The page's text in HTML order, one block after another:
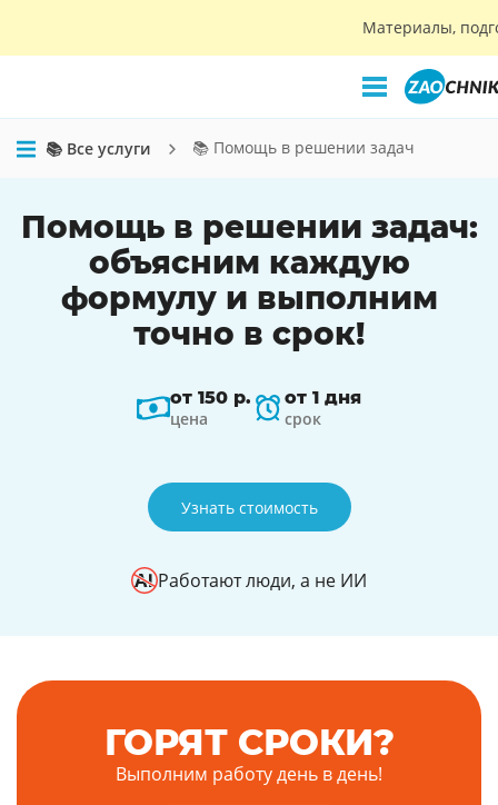
Материалы,
📚 Все услуги 📚 Помощь в решении задач
Помощь в решении задач:
объясним каждую
формулу и выполним
точно в срок!
от 150 р.
цена
от 1 дня
срок
Узнать стоимость
Работают люди, а не ИИ
ГОРЯТ СРОКИ?
Выполним работу день в день!